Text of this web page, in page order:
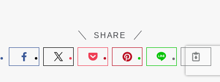
プライバシー情報のうち「履歴情報およ
び特性情報」とは，上記に定める「個人
情報」以外のものをいい，ご利用いただ
SHARE